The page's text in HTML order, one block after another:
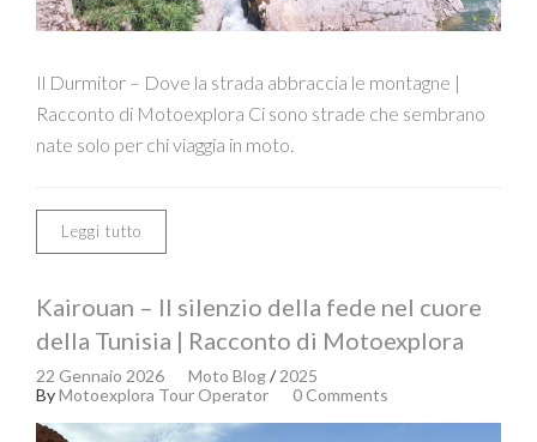
Il Durmitor – Dove la strada abbraccia le montagne |
Racconto di Motoexplora Ci sono strade che sembrano
nate solo per chi viaggia in moto.
Leggi tutto
Kairouan – Il silenzio della fede nel cuore
della Tunisia | Racconto di Motoexplora
22 Gennaio 2026 Moto Blog/2025
ByMotoexplora Tour Operator 0 Comments